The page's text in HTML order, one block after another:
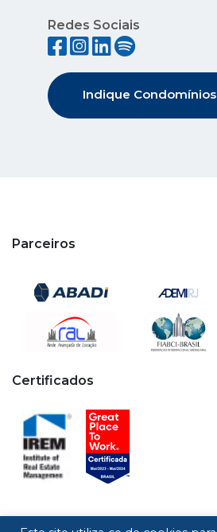
Redes Sociais
Indique Condomínios
Parceiros
Certificados